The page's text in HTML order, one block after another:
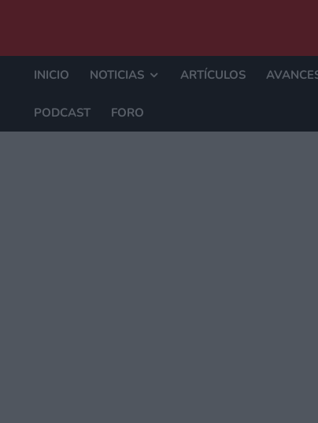
INICIO NOTICIAS ARTÍCULOS
PODCAST FORO